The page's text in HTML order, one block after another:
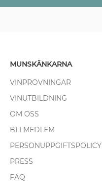
MUNSKÄNKARNA
VINPROVNINGAR
VINUTBILDNING
OM OSS
BLI MEDLEM
PERSONUPPGIFTSPOLICY
PRESS
FAQ